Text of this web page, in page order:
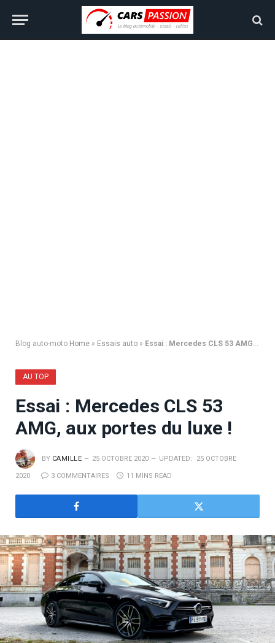
Blog auto-moto Home » Essais auto » Essai : Mercedes CLS 53 AMG, aux portes du luxe !
AU TOP
Essai : Mercedes CLS 53
AMG, aux portes du luxe !
BY CAMILLE 25 OCTOBRE 2020 UPDATED: 25 OCTOBRE
2020 3 COMMENTAIRES 11 MINS READ